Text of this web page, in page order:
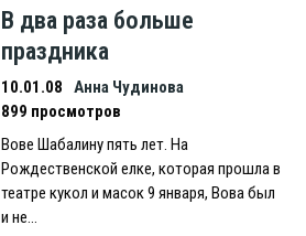
В два раза больше
праздника
10.01.08
Анна Чудинова
899 просмотров
Вове Шабалину пять лет. На
Рождественской елке, которая прошла в
театре кукол и масок 9 января, Вова был
и не…